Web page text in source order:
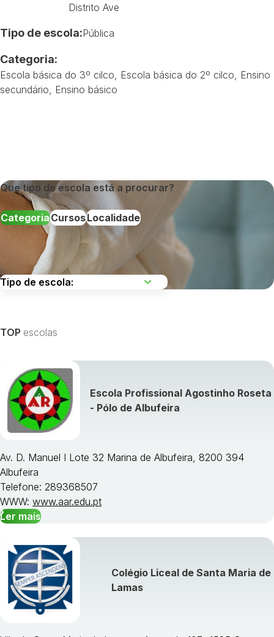
Distrito Ave
Tipo de escola:Pública
Categoria:
Escola básica do 3º cilco Escola básica do 2º cilco Ensino
secundário Ensino básico
Que tipo de escola está a procurar?
CategoriaCursosLocalidade
Visualizar todos os cursos »
TOP escolas
Escola Profissional Agostinho Roseta
- Pólo de Albufeira
Av. D. Manuel I Lote 32 Marina de Albufeira, 8200 394
Albufeira
Telefone: 289368507
WWW: www.aar.edu.pt
Ler mais
Colégio Liceal de Santa Maria de
Lamas